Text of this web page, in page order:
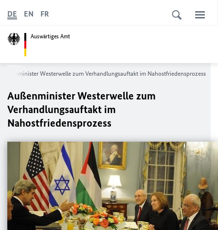
Auswärtiges Amt
DE EN FR
Außenminister Westerwelle zum Verhandlungsauftakt im Nahostfriedensprozess
Außenminister Westerwelle zum
Verhandlungsauftakt im
Nahostfriedensprozess